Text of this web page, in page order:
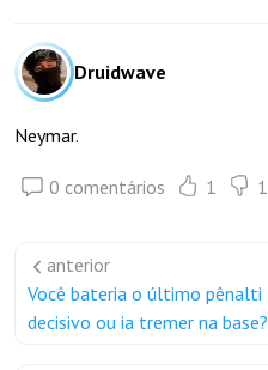
Druidwave
Neymar.
0 comentários 1 1
anterior
Você bateria o último pênalti
decisivo ou ia tremer na base?